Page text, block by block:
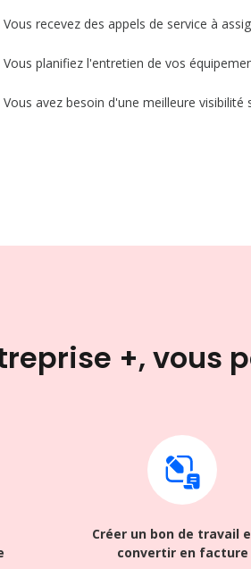
Vous recevez des appels de service à
Vous planifiez l'entretien de vos
Vous avez besoin d'une meilleure
+, vous
Créer un bon de travail
convertir en facture